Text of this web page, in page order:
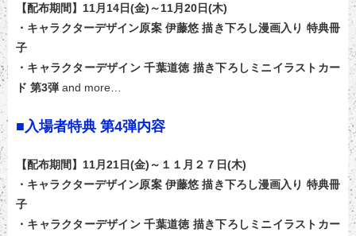
【配布期間】11月14日(金)～11月20日(木)
・キャラクターデザイン原案 伊藤悠 描き下ろし漫画入り 特典冊
子
・キャラクターデザイン 千葉道徳 描き下ろしミニイラストカー
ド 第3弾 and more…
■入場者特典 第4弾内容
【配布期間】11月21日(金)～１１月２７日(木)
・キャラクターデザイン原案 伊藤悠 描き下ろし漫画入り 特典冊
子
・キャラクターデザイン 千葉道徳 描き下ろしミニイラストカー